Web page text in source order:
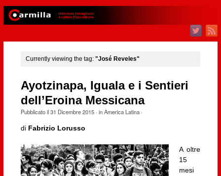
Currently viewing the tag: "José Reveles"
Ayotzinapa, Iguala e i Sentieri
dell’Eroina Messicana
Pubblicato il31 Dicembre 2015· inAmerica Latina·
di Fabrizio Lorusso
A oltre
15
mesi